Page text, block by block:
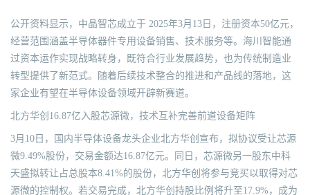
公开资料显示，中晶智芯成立于 2025年3月13日，注册资本50亿元，
经营范围涵盖半导体器件专用设备销售、技术服务等。海川智能通
过资本运作实现战略转身，既符合行业发展趋势，也为传统制造业
转型提供了新范式。随着后续技术整合的推进和产品线的落地，这
家企业有望在半导体设备领域开辟新赛道。
北方华创16.87亿入股芯源微，技术互补完善前道设备矩阵
3月10日，国内半导体设备龙头企业北方华创宣布，拟协议受让芯源
微9.49%股份，交易金额达16.87亿元。同日，芯源微另一股东中科
天盛拟转让占总股本8.41%的股份，北方华创将参与竞买以取得对芯
源微的控制权。若交易完成，北方华创持股比例将升至17.9%，成为